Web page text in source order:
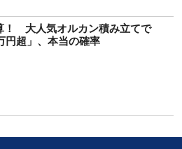
！ 大人気オルカン積み立てで
円超」、本当の確率